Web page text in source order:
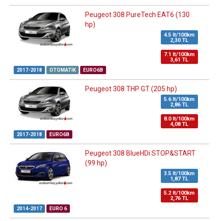
Peugeot 308 PureTech EAT6 (130
hp)
4.5 lt/100km
2,30 TL
7.1 lt/100km
3,61 TL
2017-2018 OTOMATIK EURO6B
Peugeot 308 THP GT (205 hp)
5.6 lt/100km
2,86 TL
8.0 lt/100km
4,08 TL
2017-2018 EURO6B
Peugeot 308 BlueHDi STOP&START
(99 hp)
3.5 lt/100km
1,87 TL
5.2 lt/100km
2,76 TL
2014-2017 EURO 6